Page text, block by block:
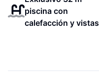
piscina con
calefacción y vistas